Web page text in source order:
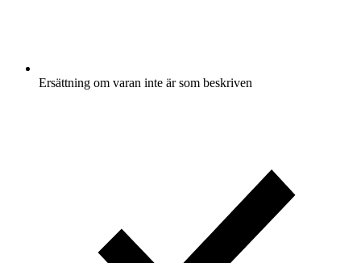
Ersättning om varan inte är som beskriven